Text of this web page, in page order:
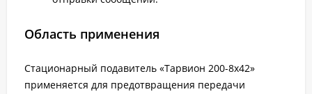
Область применения
Стационарный подавитель «Тарвион 200-8х42»
применяется для предотвращения передачи